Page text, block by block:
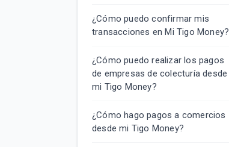
¿Cómo puedo confirmar mis
transacciones en Mi Tigo Money?
¿Cómo puedo realizar los pagos
de empresas de colecturía desde
mi Tigo Money?
¿Cómo hago pagos a comercios
desde mi Tigo Money?